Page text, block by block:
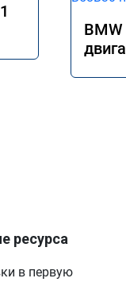
BMW
ресурса
в первую